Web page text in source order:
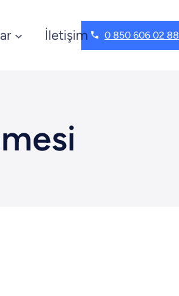
İletişim 0 850 606 02 88